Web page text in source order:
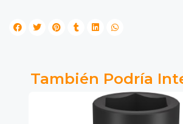
También Podría